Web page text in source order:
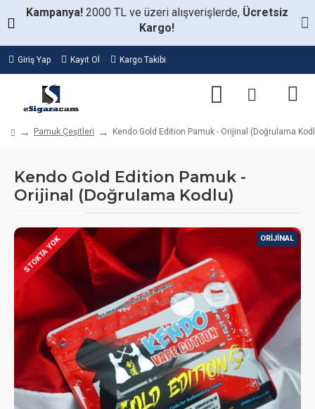
Kampanya! 2000 TL ve üzeri alışverişlerde, Ücretsiz
Kargo!
Giriş Yap Kayıt Ol Kargo Takibi
Pamuk Çeşitleri Kendo Gold Edition Pamuk - Orijinal (Doğrulama
Kendo Gold Edition Pamuk -
Orijinal (Doğrulama Kodlu)
STOKTA VAR ORIJINAL
STOKTA YOK